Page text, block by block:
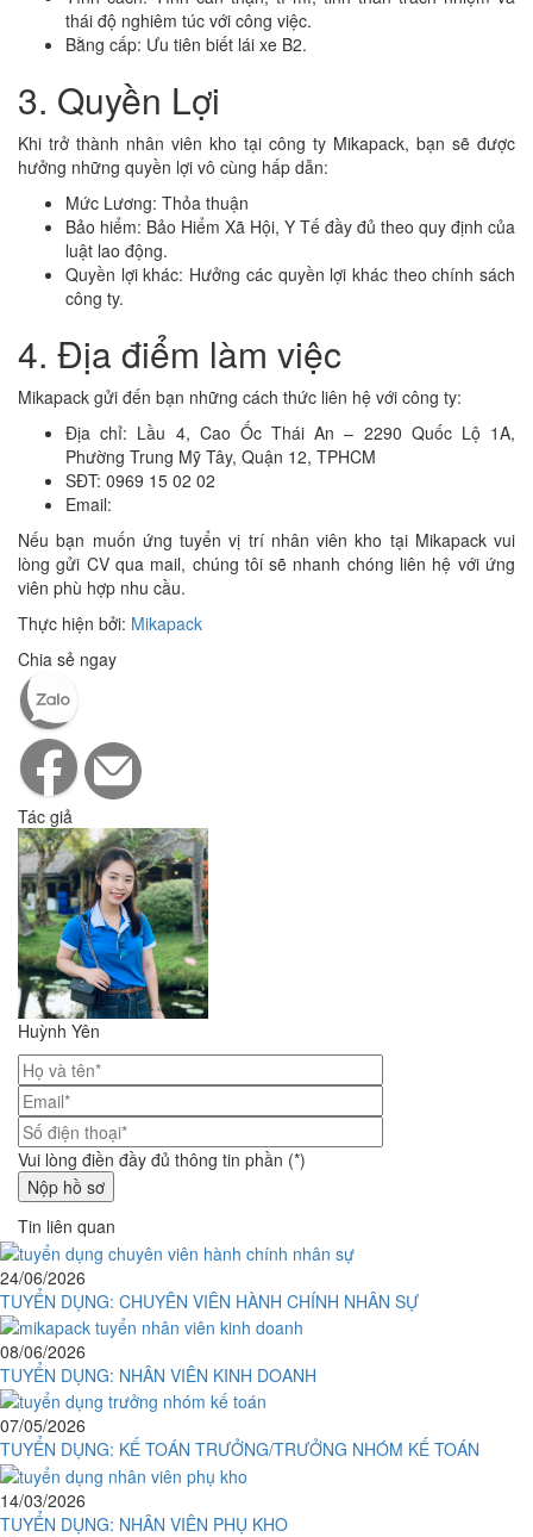
thái độ nghiêm túc với công việc.
Bằng cấp: Ưu tiên biết lái xe B2.
3. Quyền Lợi
Khi trở thành nhân viên kho tại công ty Mikapack, bạn sẽ được
hưởng những quyền lợi vô cùng hấp dẫn:
Mức Lương: Thỏa thuận
Bảo hiểm: Bảo Hiểm Xã Hội, Y Tế đầy đủ theo quy định của
luật lao động.
Quyền lợi khác: Hưởng các quyền lợi khác theo chính sách
công ty.
4. Địa điểm làm việc
Mikapack gửi đến bạn những cách thức liên hệ với công ty:
Địa chỉ: Lầu 4, Cao Ốc Thái An – 2290 Quốc Lộ 1A,
Phường Trung Mỹ Tây, Quận 12, TPHCM
SĐT: 0969 15 02 02
Email:
Nếu bạn muốn ứng tuyển vị trí nhân viên kho tại Mikapack vui
lòng gửi CV qua mail, chúng tôi sẽ nhanh chóng liên hệ với ứng
viên phù hợp nhu cầu.
Thực hiện bởi: Mikapack
Chia sẻ ngay
Tác giả
Huỳnh Yên
Vui lòng điền đầy đủ thông tin phần (*)
Tin liên quan
24/06/2026
TUYỂN DỤNG: CHUYÊN VIÊN HÀNH CHÍNH NHÂN SỰ
08/06/2026
TUYỂN DỤNG: NHÂN VIÊN KINH DOANH
07/05/2026
TUYỂN DỤNG: KẾ TOÁN TRƯỞNG/TRƯỞNG NHÓM KẾ TOÁN
14/03/2026
TUYỂN DỤNG: NHÂN VIÊN PHỤ KHO